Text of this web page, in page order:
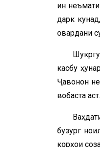
ин
дарк
овардани
касбу
Ҷавонон
вобаста аст.
бузург
корҳои